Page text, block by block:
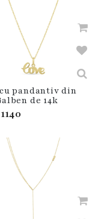
pandantiv din
de 14k
1140